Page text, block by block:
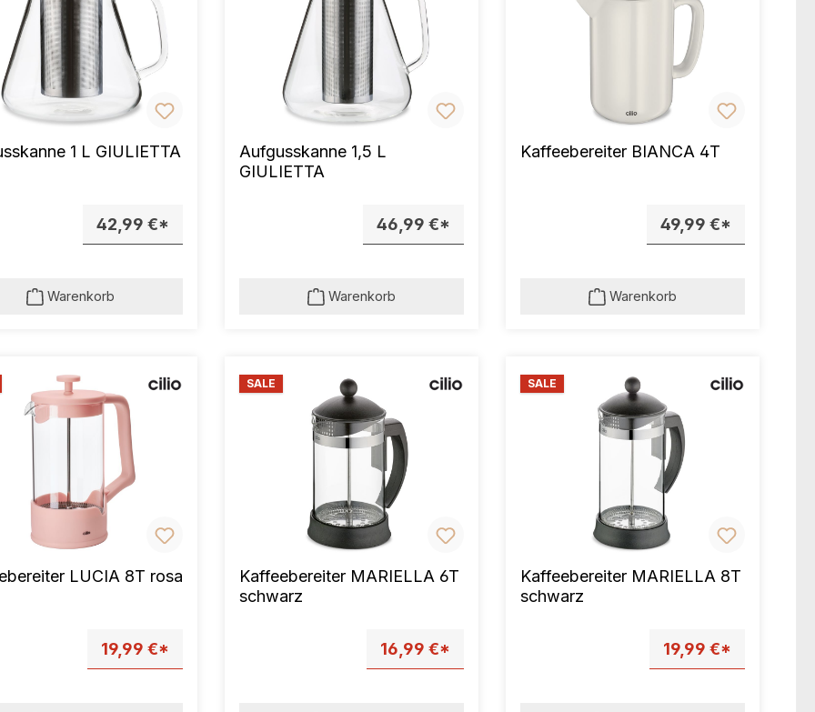
1 L GIULIETTA
42,99 €*
Warenkorb
Aufgusskanne 1,5 L
GIULIETTA
46,99 €*
Warenkorb
Kaffeebereiter BIANCA 4T
49,99 €*
Warenkorb
LUCIA 8T rosa
19,99 €*
SALE
Kaffeebereiter MARIELLA 6T
schwarz
16,99 €*
SALE
Kaffeebereiter MARIELLA 8T
schwarz
19,99 €*